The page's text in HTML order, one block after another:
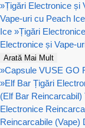
»Țigări Electronice și
Vape-uri cu Peach Ice
Ice »Țigări
Electronice și Vape-
Arată Mai Mult
»Capsule VUSE GO
»Elf Bar Țigări
(Elf Bar
Electronice
Reincarcabile (Vape)